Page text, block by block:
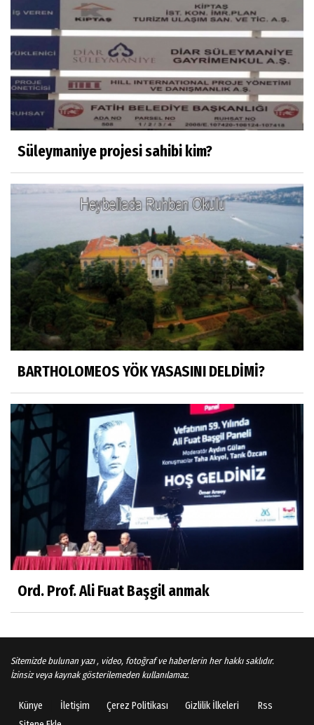
M. Şevket Atalay
Nüfus ve Seçmen sayıları tutarsızlığı
Misafir Yazar
Yapay zekâ platformlarında ebeveyn
kontrolü sağlamak
OLANIN ÖZETİ!.
HÜSEYİN MOVİT
HÜSEYİN MOVİT ABİMİZİN SON
PAYLAŞIMLARI
Prof. Dr. Nevzat Gözaydın
"Bir gecede millet cahil kaldı Alfabemiz
Sosyal medya
Gönenli Mehmet efendi kıssalarından biri
RIZK
Arşiv haberlerimiz
TÜRKİYEYE DEMOKRASI ŞIP DİYE GELMEDİ
Süleyman Aydın
Ali Karaca
İRAN COĞRAFYASININ DEVLETLERİ..
Behlül Dane
Süleymaniye projesi sahibi kim?
BARTHOLOMEOS YÖK YASASINI DELDİMİ?
Ord. Prof. Ali Fuat Başgil anmak
Sitemizde bulunan yazı , video, fotoğraf ve haberlerin her hakkı saklıdır.
İzinsiz veya kaynak gösterilemeden kullanılamaz.
Künye İletişim Çerez Politikası Gizlilik İlkeleri
Rss